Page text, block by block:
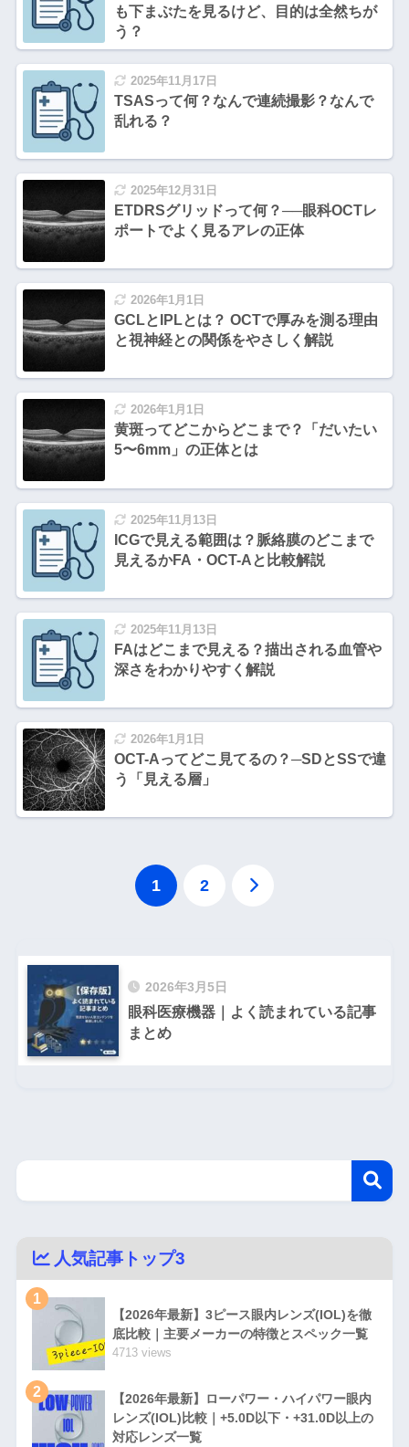
も下まぶたを見るけど、目的は全然ちが
う？
2025年11月17日
TSASって何？なんで連続撮影？なんで
乱れる？
2025年12月31日
ETDRSグリッドって何？──眼科OCTレ
ポートでよく見るアレの正体
2026年1月1日
GCLとIPLとは？ OCTで厚みを測る理由
と視神経との関係をやさしく解説
2026年1月1日
黄斑ってどこからどこまで？「だいたい
5〜6mm」の正体とは
2025年11月13日
ICGで見える範囲は？脈絡膜のどこまで
見えるかFA・OCT-Aと比較解説
2025年11月13日
FAはどこまで見える？描出される血管や
深さをわかりやすく解説
2026年1月1日
OCT-Aってどこ見てるの？─SDとSSで違
う「見える層」
1 2
2026年3月5日
眼科医療機器｜よく読まれている記事
まとめ
人気記事トップ3
1
【2026年最新】3ピース眼内レンズ(IOL)を徹
底比較｜主要メーカーの特徴とスペック一覧
4713 views
2
【2026年最新】ローパワー・ハイパワー眼内
レンズ(IOL)比較｜+5.0D以下・+31.0D以上の
対応レンズ一覧